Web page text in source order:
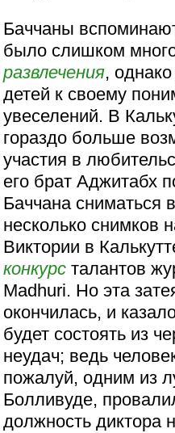
Баччаны
было слишком
развлечения,
детей к своему
увеселений. В
гораздо больше
участия в
его брат Аджитабх
Баччана сниматься
несколько
Виктории в
конкурс талантов
Madhuri. Но эта
окончилась, и
будет состоять из
неудач; ведь
пожалуй, одним из
Болливуде,
должность диктора